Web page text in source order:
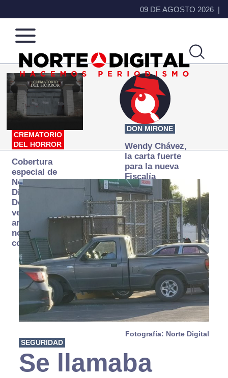
09 DE AGOSTO 2026
Norte
de
Ciudad
Más
que
noticias,
hacemos periodismo
CREMATORIO
DEL HORROR
Cobertura
especial de
Norte
Digital:
Donde la
verdad
arde… pero
no se
consume
DON MIRONE
Wendy Chávez,
la carta fuerte
para la nueva
Fiscalía
autónoma
Fotografía: Norte Digital
SEGURIDAD
Se llamaba